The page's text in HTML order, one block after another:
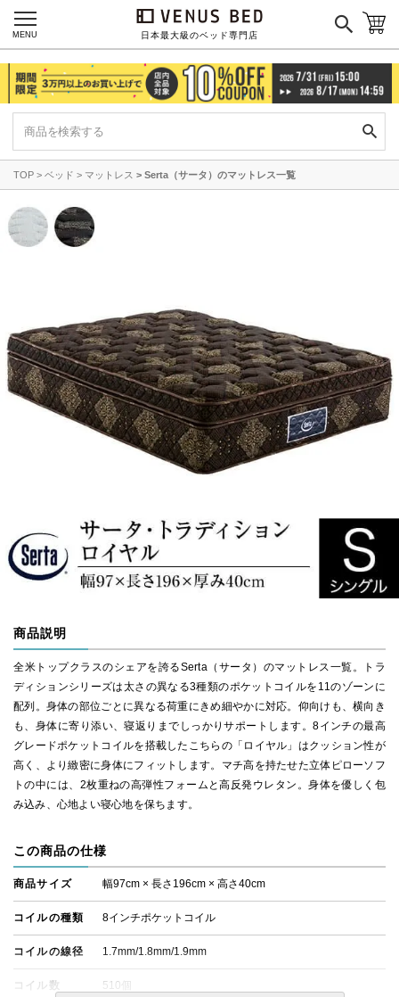
日本最大級のベッド専門店
MENU
TOP ベッド マットレス Serta（サータ）のマットレス一覧
商品説明
全米トップクラスのシェアを誇るSerta（サータ）のマットレス一覧。トラ
ディションシリーズは太さの異なる3種類のポケットコイルを11のゾーンに
配列。身体の部位ごとに異なる荷重にきめ細やかに対応。仰向けも、横向き
も、身体に寄り添い、寝返りまでしっかりサポートします。8インチの最高
グレードポケットコイルを搭載したこちらの「ロイヤル」はクッション性が
高く、より緻密に身体にフィットします。マチ高を持たせた立体ピローソフ
トの中には、2枚重ねの高弾性フォームと高反発ウレタン。身体を優しく包
み込み、心地よい寝心地を保ちます。
この商品の仕様
商品サイズ 幅97cm × 長さ196cm × 高さ40cm
コイルの種類 8インチポケットコイル
コイルの線径 1.7mm/1.8mm/1.9mm
コイル数 510個